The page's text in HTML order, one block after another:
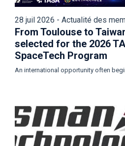
28 juil 2026 - Actualité des
From Toulouse to
selected for the 2026
SpaceTech Program
An international opportunity often